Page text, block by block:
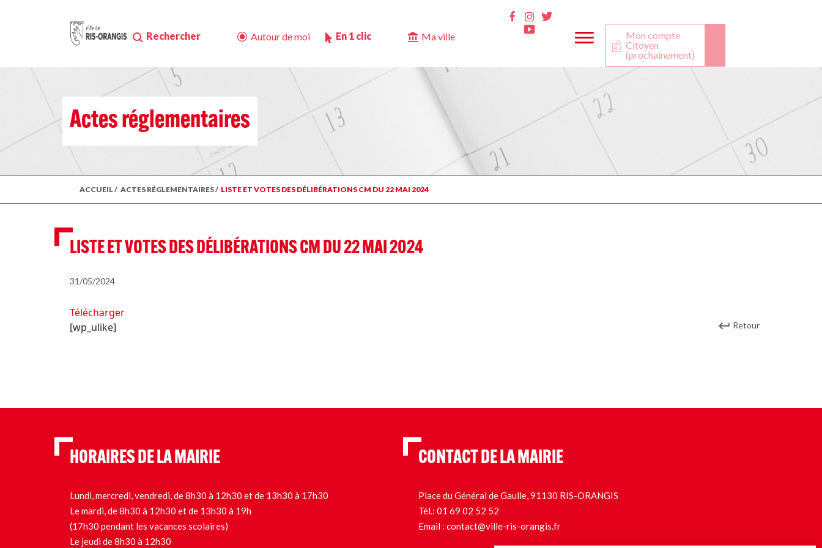
Rechercher Autour de moi En 1 clic Ma ville
Facebook
InstaTwitter
Youtube
Mon compte
Citoyen
(prochainement)
Actes réglementaires
ACCUEIL/ ACTES RÉGLEMENTAIRES/ LISTE ET VOTES DES DÉLIBÉRATIONS CM DU 22 MAI 2024
LISTE ET VOTES DES DÉLIBÉRATIONS CM DU 22 MAI 2024
31/05/2024
Télécharger
[wp_ulike]
Retour
HORAIRES DE LA MAIRIE
Lundi, mercredi, vendredi, de 8h30 à 12h30 et de 13h30 à 17h30
Le mardi, de 8h30 à 12h30 et de 13h30 à 19h
(17h30 pendant les vacances scolaires)
Le jeudi de 8h30 à 12h30
CONTACT DE LA MAIRIE
Place du Général de Gaulle, 91130 RIS-ORANGIS
Tél.: 01 69 02 52 52
Email : contact@ville-ris-orangis.fr